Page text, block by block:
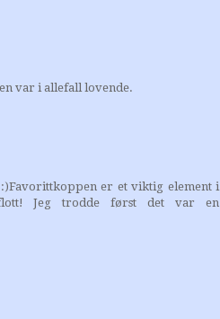
var i allefall lovende.
er et viktig element i
Jeg trodde først det var en